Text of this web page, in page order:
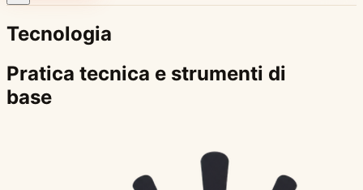
Tecnologia
Pratica tecnica e strumenti di
base